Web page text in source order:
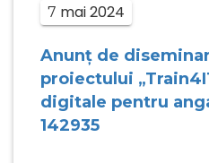
7 mai2024
Anunț de
proiectului
digitale pentru
142935